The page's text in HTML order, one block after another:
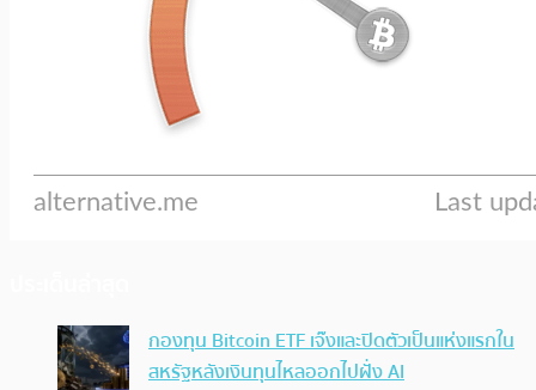
กองทุน Bitcoin ETF เจ๊งและปิดตัวเป็นแห่งแรกใน
สหรัฐหลังเงินทุนไหลออกไปฝั่ง AI